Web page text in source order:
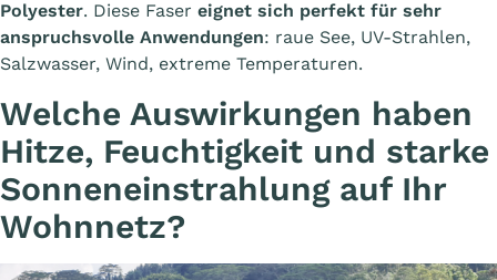
Polyester. Diese Faser eignet sich perfekt für sehr
anspruchsvolle Anwendungen: raue See, UV-Strahlen,
Salzwasser, Wind, extreme Temperaturen.
Welche Auswirkungen haben
Hitze, Feuchtigkeit und starke
Sonneneinstrahlung auf Ihr
Wohnnetz?